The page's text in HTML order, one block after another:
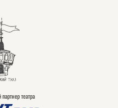
театра